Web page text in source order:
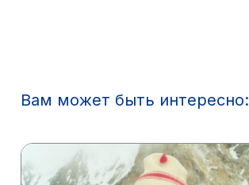
Вам может быть интересно: